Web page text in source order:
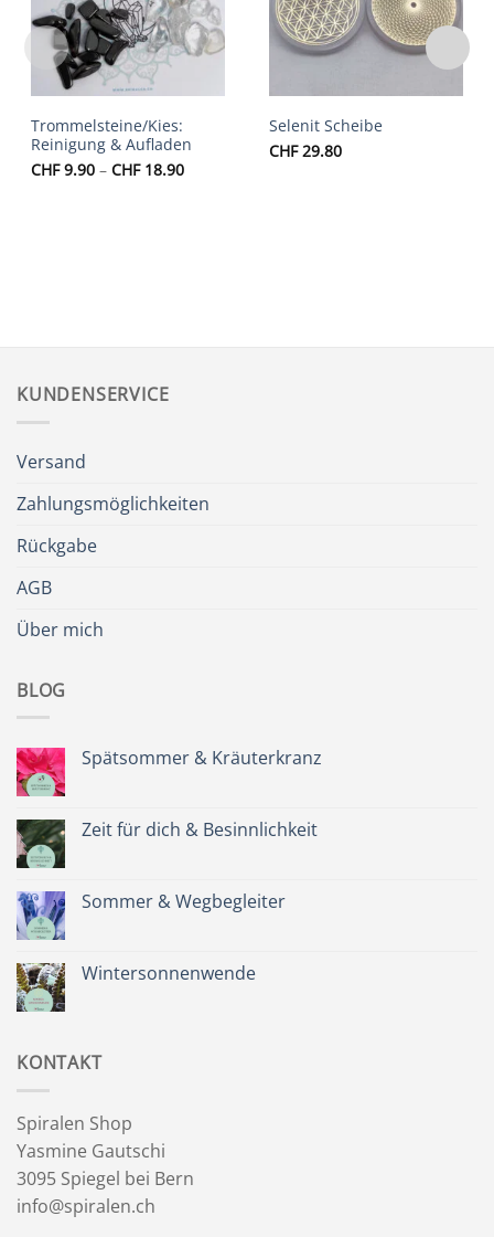
Trommelsteine/Kies:
Reinigung & Aufladen
CHF9.90 – CHF18.90Preisspanne:
Selenit Scheibe
CHF29.80
KUNDENSERVICE
Versand
Zahlungsmöglichkeiten
Rückgabe
AGB
Über mich
BLOG
Spätsommer & Kräuterkranz
Spätsommer
&
Zeit für dich & Besinnlichkeit
Zeit
für
Sommer & Wegbegleiter
Sommer
&
Wintersonnenwende
KONTAKT
Spiralen Shop
Yasmine Gautschi
3095 Spiegel bei Bern
info@spiralen.ch